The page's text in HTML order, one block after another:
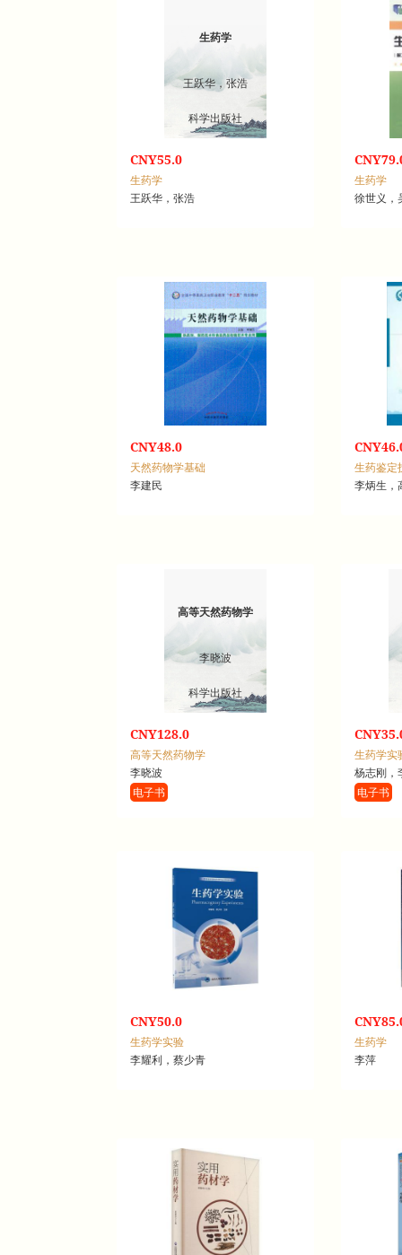
生药学
王跃华，张浩
科学出版社
CNY55.0
生药学
王跃华，张浩
生药学
徐世义，
CNY48.0
天然药物学基础
李建民
生药鉴定
李炳生，
高等天然药物学
李晓波
科学出版社
CNY128.0
高等天然药物学
李晓波
电子书
生药学实
杨志刚，
电子书
CNY50.0
生药学实验
李耀利，蔡少青
生药学
李萍